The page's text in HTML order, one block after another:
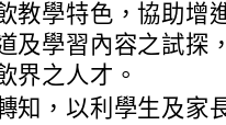
教學特色，協助增
及學習內容之試探
界之人才。
知，以利學生及家